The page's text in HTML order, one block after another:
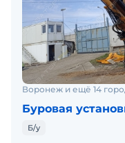
Воронеж и ещё 14
Буровая
Б/у